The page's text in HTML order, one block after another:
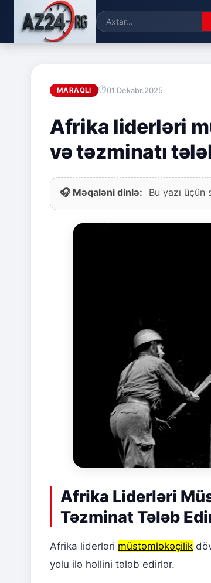
MARAQLI 01.Dekabr.2025
Afrika liderləri
və təzminatı
🎧 Məqaləni dinlə: Bu yazı üçün
Afrika Liderləri
Təzminat Tələb
Afrika liderləri müstəmləkəçilik
yolu ilə həllini tələb edirlər.